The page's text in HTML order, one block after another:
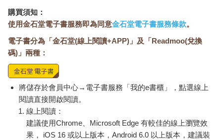
臺各地有許多支部，蔡海坪與蔣渭水、蔣渭川、謝春木等人同個
支部。他除了參與社會運動之外，他的商行更曾作為《臺灣法律
新報》的經銷處，《臺灣法律新報》是臺灣第一部民間的法律專
業刊物。
「法律新報 創設取次所
臺灣法律新報社 這回創設取次所於市內太平町三丁目蔡集盛商
行內，以蔡海坪君為取次人，蔡君為民眾黨員，且於經濟外交、
頗有敏腕，此後在北讀者，當能加一番的利便云。」
透過這段報導的描述，可知蔡海坪與當時社會運動之間的關
係，以及他的人格特質，應該是一個相當有商業頭腦，且善於交
購買須知：
使用金石堂電子書服務即為同意金石堂電子書服務條款。
電子書分為「金石堂(線上閱讀+APP)」及「Readmoo(兌換
碼)」兩種：
將儲存於會員中心→電子書服務「我的e書櫃」，點選線上
閱讀直接開啟閱讀。
線上閱讀：
建議使用Chrome、Microsoft Edge 有較佳的線上瀏覽效
果， iOS 16 或以上版本，Android 6.0 以上版本，建議裝